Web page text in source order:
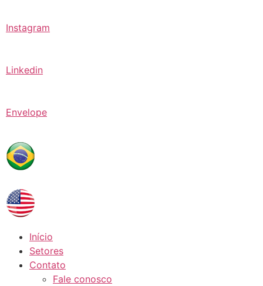
Instagram
Linkedin
Envelope
Início
Setores
Contato
Fale conosco